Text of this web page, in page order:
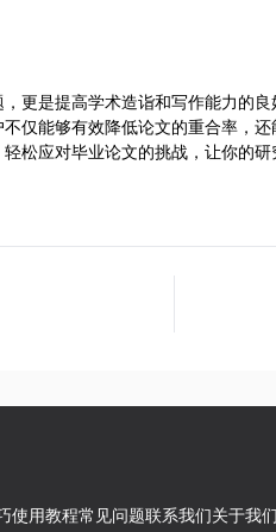
更是提高学术造诣和写作能力的
仅能够有效降低论文的重合率，
松应对毕业论文的挑战，让你的
使用教程常见问题联系我们关于我们